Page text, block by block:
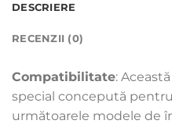
DESCRIERE
RECENZII (0)
Compatibilitate:
special concepută
următoarele modele de